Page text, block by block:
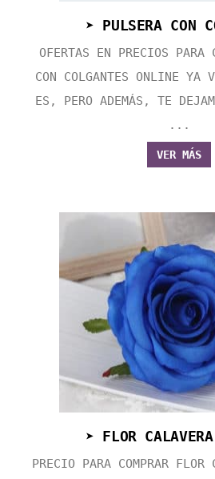
➤ PULSERA CON
OFERTAS EN PRECIOS PARA
CON COLGANTES ONLINE YA
ES, PERO ADEMÁS, TE
...
VER MÁS
➤ FLOR
PRECIO PARA COMPRAR FLOR